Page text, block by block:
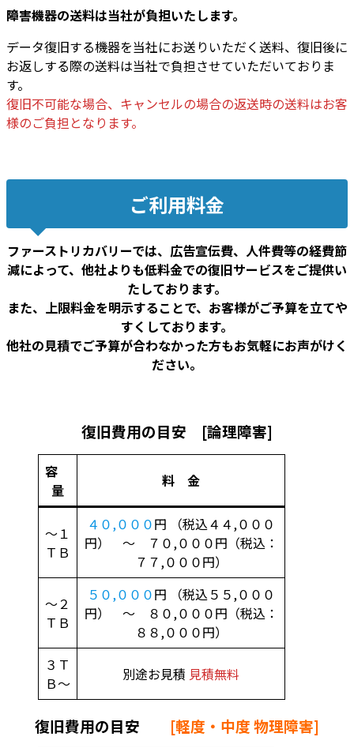
障害機器の送料は当社が負担いたします。
データ復旧する機器を当社にお送りいただく送料、復旧後に
お返しする際の送料は当社で負担させていただいておりま
す。
復旧不可能な場合、キャンセルの場合の返送時の送料はお客
様のご負担となります。
ご利用料金
ファーストリカバリーでは、広告宣伝費、人件費等の経費節
減によって、他社よりも低料金での復旧サービスをご提供い
たしております。
また、上限料金を明示することで、お客様がご予算を立てや
すくしております。
他社の見積でご予算が合わなかった方もお気軽にお声がけく
ださい。
復旧費用の目安 [論理障害]
容
量
料 金
～１
ＴＢ
４０,０００円 （税込４４,０００
円） ～ ７０,０００円（税込：
７７,０００円）
～２
ＴＢ
５０,０００円 （税込５５,０００
円） ～ ８０,０００円（税込：
８８,０００円）
３Ｔ
Ｂ～
別途お見積 見積無料
復旧費用の目安 [軽度・中度 物理障害]